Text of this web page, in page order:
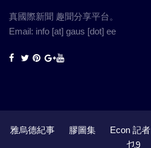
真國際新聞 趣聞分享平台。
Email: info [at] gaus [dot] ee
雅烏德紀事 膠圖集 Econ 記者
乜9